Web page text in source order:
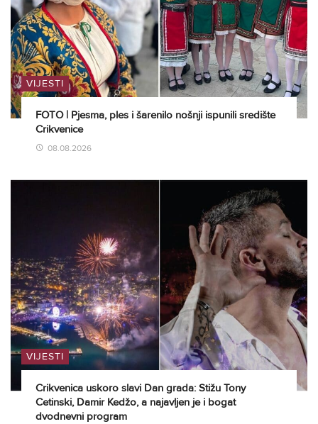
VIJESTI
FOTO | Pjesma, ples i šarenilo nošnji ispunili središte
Crikvenice
08.08.2026
VIJESTI
Crikvenica uskoro slavi Dan grada: Stižu Tony
Cetinski, Damir Kedžo, a najavljen je i bogat
dvodnevni program